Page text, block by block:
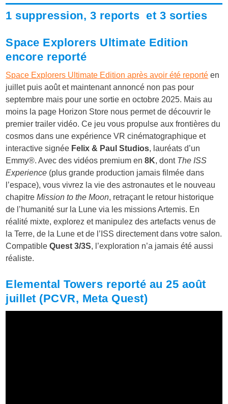
1 suppression, 3 reports et 3 sorties
Space Explorers Ultimate Edition
encore reporté
Space Explorers Ultimate Edition après avoir été reporté en
juillet puis août et maintenant annoncé non pas pour
septembre mais pour une sortie en octobre 2025. Mais au
moins la page Horizon Store nous permet de découvrir le
premier trailer vidéo. Ce jeu vous propulse aux frontières du
cosmos dans une expérience VR cinématographique et
interactive signée Felix & Paul Studios, lauréats d’un
Emmy®. Avec des vidéos premium en8K, dont The ISS
Experience (plus grande production jamais filmée dans
l’espace), vous vivrez la vie des astronautes et le nouveau
chapitreMission to the Moon, retraçant le retour historique
de l’humanité sur la Lune via les missions Artemis. En
réalité mixte, explorez et manipulez des artefacts venus de
la Terre, de la Lune et de l’ISS directement dans votre salon.
CompatibleQuest 3/3S, l’exploration n’a jamais été aussi
réaliste.
Elemental Towers reporté au 25 août
juillet (PCVR, Meta Quest)